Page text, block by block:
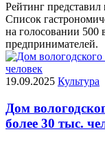
Рейтинг представил
Список
на голосовании 500
предпринимателей.
19.09.2025 Культура
Дом
более 30 тыс.